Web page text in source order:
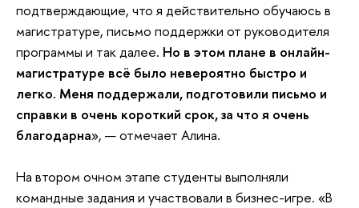
подтверждающие, что я действительно обучаюсь в
магистратуре, письмо поддержки от руководителя
программы и так далее. Но в этом плане в онлайн-
магистратуре всё было невероятно быстро и
легко. Меня поддержали, подготовили письмо и
справки в очень короткий срок, за что я очень
благодарна», — отмечает Алина.
На втором очном этапе студенты выполняли
командные задания и участвовали в бизнес-игре. «В